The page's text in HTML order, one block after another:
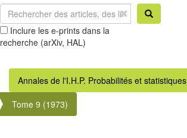
Inclure les e-prints dans la
recherche (arXiv, HAL)
Annales de l'I.H.P. Probabilités et statistiques
Tome 9 (1973)